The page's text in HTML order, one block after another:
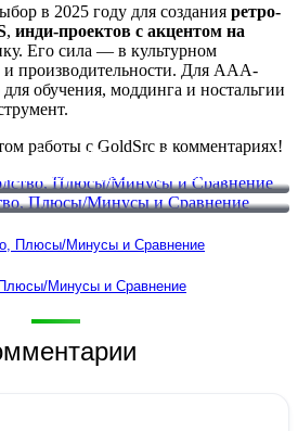
в 2025 году для создания ретро-
, инди-проектов с акцентом на
Его сила — в культурном
и производительности. Для AAA-
обучения, моддинга и ностальгии
работы с GoldSrc в комментариях!
Плюсы/Минусы и Сравнение
Плюсы/Минусы и Сравнение
Плюсы/Минусы и Сравнение
Минусы и Сравнение